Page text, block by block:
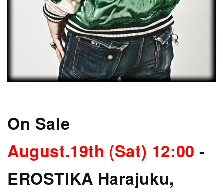
On Sale
August.19th (Sat) 12:00 -
EROSTIKA Harajuku,